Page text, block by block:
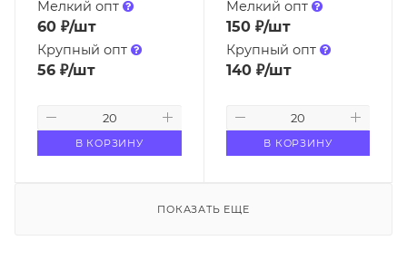
Мелкий опт
60 ₽/шт
Крупный опт
56 ₽/шт
В КОРЗИНУ
Мелкий опт
150₽/шт
Крупный опт
140₽/шт
В КОРЗИНУ
ПОКАЗАТЬ ЕЩЕ